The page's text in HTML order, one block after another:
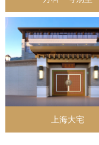
上海大宅